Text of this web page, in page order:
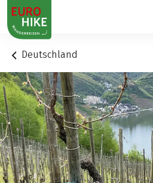
1
Deutschland